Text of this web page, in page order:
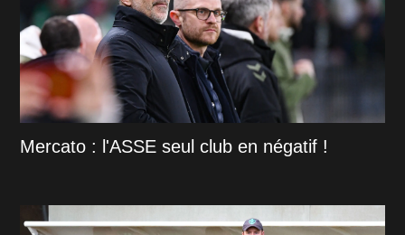
Mercato : l'ASSE seul club en négatif !